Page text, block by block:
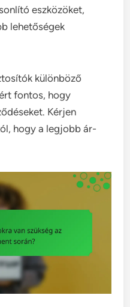
eszközöket,
lehetőségek
különböző
fontos, hogy
Kérjen
hogy a legjobb ár-